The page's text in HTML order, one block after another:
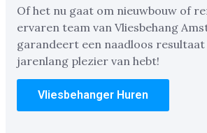
Of het nu gaat om nieuwbouw of
ervaren team van Vliesbehang
garandeert een naadloos
jarenlang plezier van hebt!
Vliesbehanger Huren